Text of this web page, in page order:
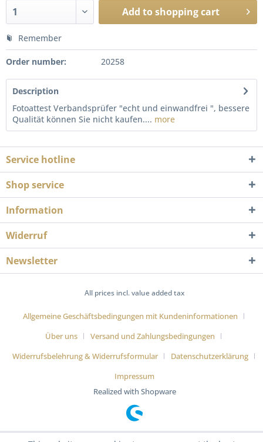
Add toshopping cart
Remember
Order number: 20258
Description
Fotoattest Verbandsprüfer "echt und einwandfrei ", bessere
Qualität können Sie nicht kaufen.... more
Service hotline
Shop service
Information
Widerruf
Newsletter
All prices incl. value added tax
Allgemeine Geschäftsbedingungen mit Kundeninformationen
Über uns
Versand und Zahlungsbedingungen
Widerrufsbelehrung & Widerrufsformular
Datenschutzerklärung
Impressum
Realized with Shopware